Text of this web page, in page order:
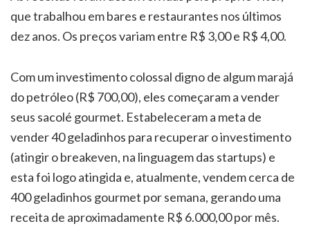
que trabalhou em bares e restaurantes nos últimos
dez anos. Os preços variam entre R$ 3,00 e R$ 4,00.
Com um investimento colossal digno de algum marajá
do petróleo (R$ 700,00), eles começaram a vender
seus sacolé gourmet. Estabeleceram a meta de
vender 40 geladinhos para recuperar o investimento
(atingir o breakeven, na linguagem das startups) e
esta foi logo atingida e, atualmente, vendem cerca de
400 geladinhos gourmet por semana, gerando uma
receita de aproximadamente R$ 6.000,00 por mês.